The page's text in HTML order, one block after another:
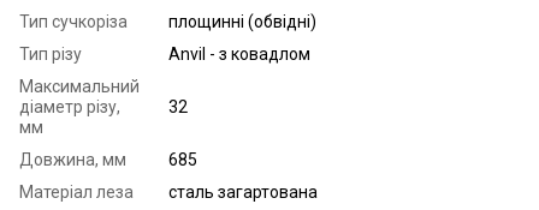
Тип сучкоріза
площинні (обвідні)
Тип різу
Anvil - з ковадлом
Максимальний
діаметр різу,
мм
32
Довжина, мм
685
Матеріал леза
сталь загартована